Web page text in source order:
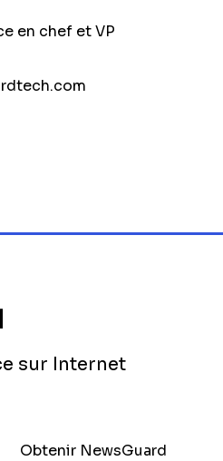
en chef et VP
sur Internet
Obtenir NewsGuard